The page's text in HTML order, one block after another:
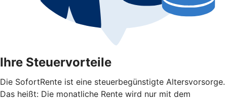
Ihre Steuervorteile
Die SofortRente ist eine steuerbegünstigte Altersvorsorge.
Das heißt: Die monatliche Rente wird nur mit dem